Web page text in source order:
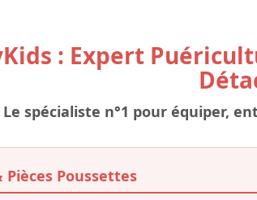
: Expert
Le spécialiste n°1 pour équiper,
Pièces Poussettes